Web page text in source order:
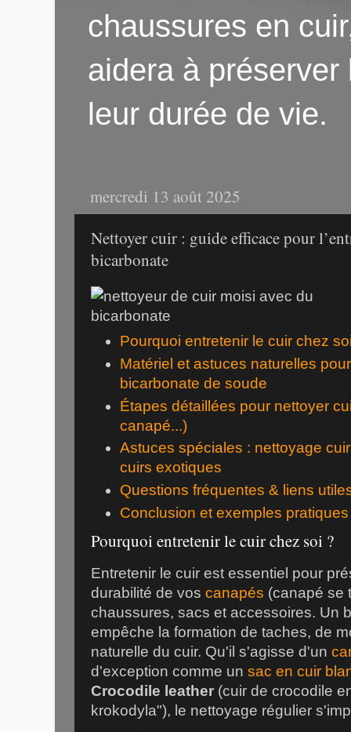
chaussures en
aidera à
leur durée de vie.
mercredi 13 août 2025
Nettoyer cuir : guide efficace pour
bicarbonate
Pourquoi entretenir le cuir chez
Matériel et astuces naturelles
bicarbonate de soude
Étapes détaillées pour nettoyer
canapé...)
Astuces spéciales : nettoyage
cuirs exotiques
Questions fréquentes & liens
Conclusion et exemples pratiques
Pourquoi entretenir le cuir chez soi ?
Entretenir le cuir est essentiel pour
durabilité de vos canapés (canapé se
chaussures, sacs et accessoires. Un
empêche la formation de taches, de
naturelle du cuir. Qu'il s'agisse d'un
d'exception comme un sac en cuir
Crocodile leather (cuir de crocodile
krokodyla"), le nettoyage régulier